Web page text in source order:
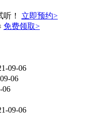
！
立即预约>
免费领取>
09-06
06
06
09-06